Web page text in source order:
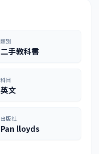
類別
二手教科書
科目
英文
出版社
Pan lloyds